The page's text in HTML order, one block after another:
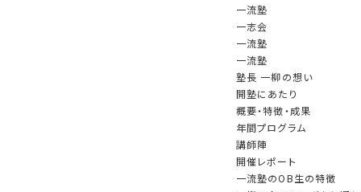
一流塾
一志会
一流塾
一流塾
塾長 一柳の想い
開塾にあたり
概要・特徴・成果
年間プログラム
講師陣
開催レポート
一流塾のOB生の特徴
2023.06.06 更新
も貢献したいと考えて、賛同者のご協力を得て設立したもので